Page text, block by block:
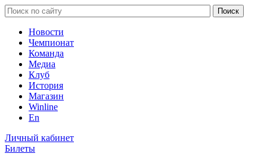
Новости
Чемпионат
Команда
Медиа
Клуб
История
Магазин
Winline
En
Личный кабинет
Билеты